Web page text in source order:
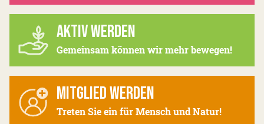
AKTIV WERDEN
Gemeinsam können wir mehr bewegen!
MITGLIED WERDEN
Treten Sie ein für Mensch und Natur!